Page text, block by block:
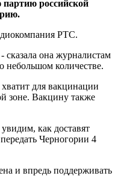
партию российской
РТС.
сказала она журналистам
небольшом количестве.
для вакцинации
зоне. Вакцину также
как доставят
Черногории 4
и впредь поддерживать